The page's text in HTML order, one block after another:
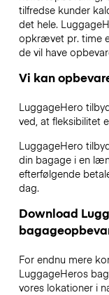
tilfredse kunder
det hele.
opkrævet pr. time
de vil have
Vi kan
LuggageHero
ved, at fleksibilitet
LuggageHero
din bagage i en
efterfølgende
dag.
Download
For endnu mere
LuggageHeros
vores lokationer i